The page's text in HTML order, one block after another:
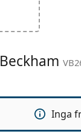
Inga